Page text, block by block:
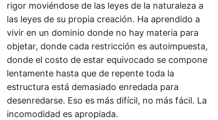
rigor moviéndose de las leyes de la naturaleza a
las leyes de su propia creación. Ha aprendido a
vivir en un dominio donde no hay materia para
objetar, donde cada restricción es autoimpuesta,
donde el costo de estar equivocado se compone
lentamente hasta que de repente toda la
estructura está demasiado enredada para
desenredarse. Eso es más difícil, no más fácil. La
incomodidad es apropiada.